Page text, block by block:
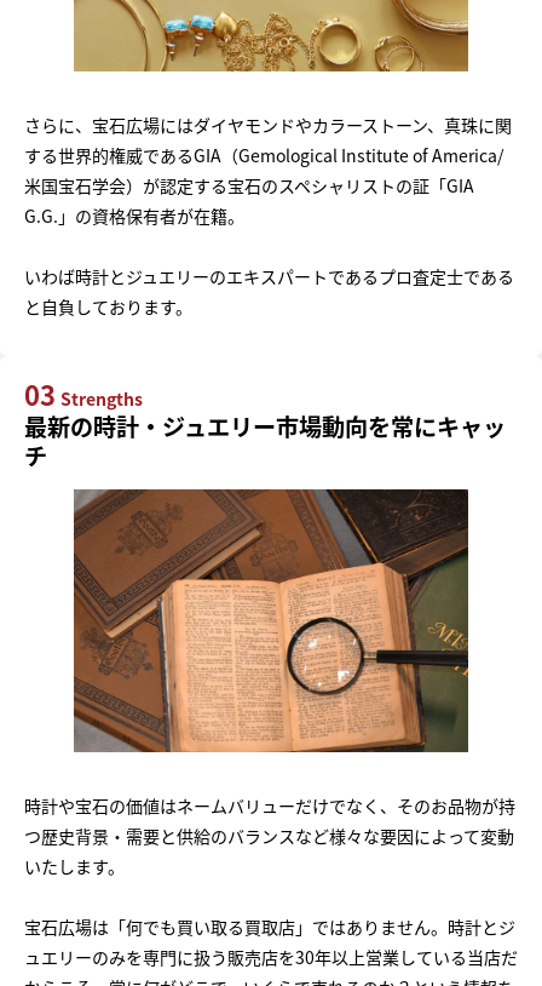
さらに、宝石広場にはダイヤモンドやカラーストーン、真珠に関
する世界的権威であるGIA（Gemological Institute of America/
米国宝石学会）が認定する宝石のスペシャリストの証「GIA
G.G.」の資格保有者が在籍。
いわば時計とジュエリーのエキスパートであるプロ査定士である
と自負しております。
03 Strengths
最新の時計・ジュエリー市場動向を常にキャッ
チ
時計や宝石の価値はネームバリューだけでなく、そのお品物が持
つ歴史背景・需要と供給のバランスなど様々な要因によって変動
いたします。
宝石広場は「何でも買い取る買取店」ではありません。時計とジ
ュエリーのみを専門に扱う販売店を30年以上営業している当店だ